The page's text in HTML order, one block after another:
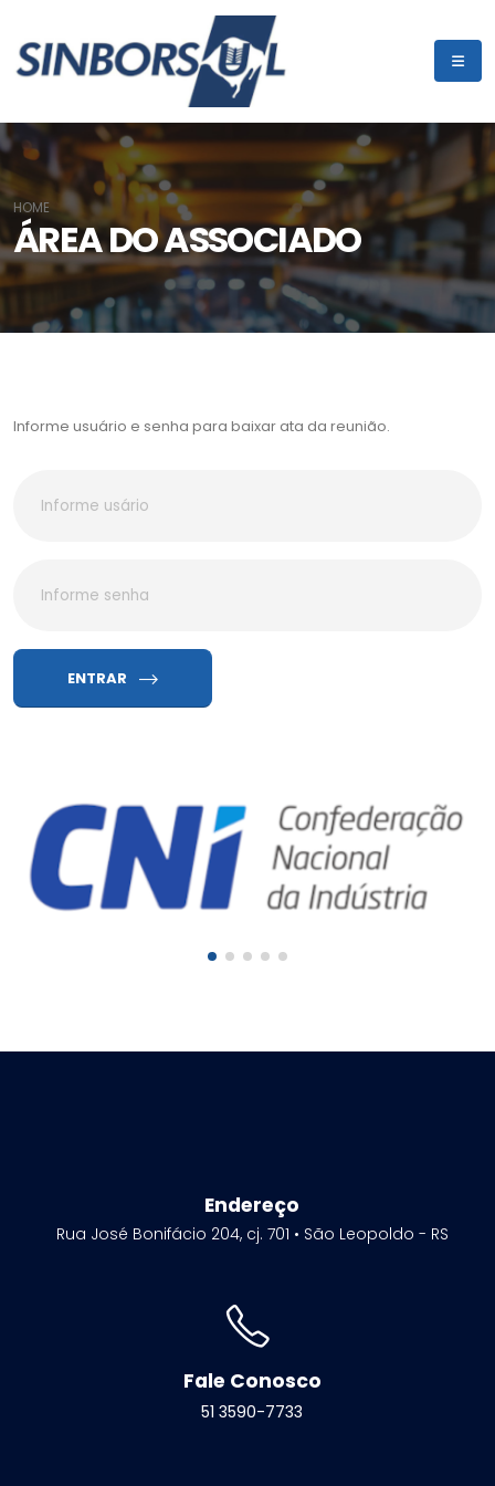
ÁREA DO ASSOCIADO
HOME
Informe usuário e senha para baixar ata da reunião.
ENTRAR
Endereço
Rua José Bonifácio 204, cj. 701 • São Leopoldo - RS
Fale Conosco
51 3590-7733